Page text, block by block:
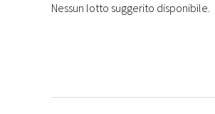
Nessun lotto suggerito disponibile.